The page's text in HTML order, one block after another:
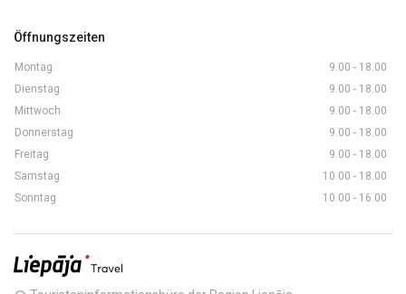
Öffnungszeiten
Montag
9.00 - 18.00
Dienstag
9.00 - 18.00
Mittwoch
9.00 - 18.00
Donnerstag
9.00 - 18.00
Freitag
9.00 - 18.00
Samstag
10.00 - 18.00
Sonntag
10.00 - 16.00